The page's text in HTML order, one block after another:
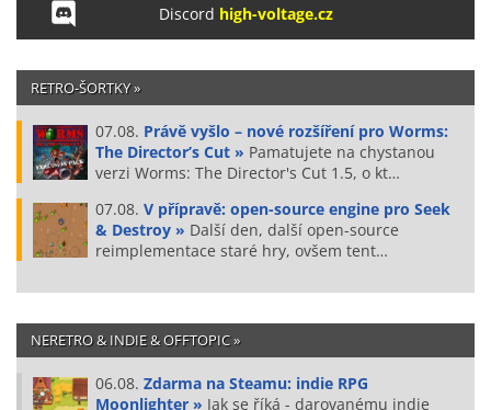
Discord high-voltage.cz
RETRO-ŠORTKY »
07.08. Právě vyšlo – nové rozšíření pro Worms:
The Director’s Cut » Pamatujete na chystanou
verzi Worms: The Director's Cut 1.5, o kt…
07.08. V přípravě: open-source engine pro Seek
& Destroy » Další den, další open-source
reimplementace staré hry, ovšem tent…
NERETRO & INDIE & OFFTOPIC »
06.08. Zdarma na Steamu: indie RPG
Moonlighter » Jak se říká - darovanému indie